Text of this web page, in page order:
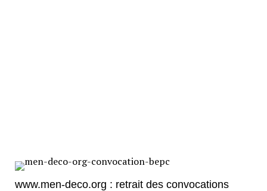
www.men-deco.org : retrait des convocations